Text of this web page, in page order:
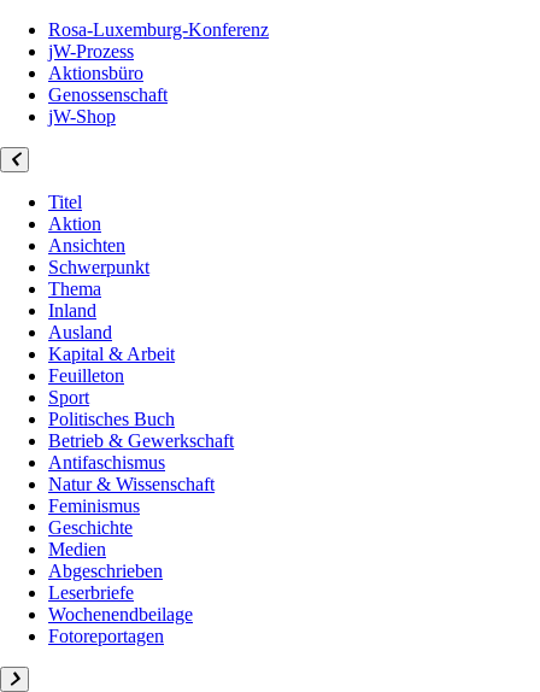
Rosa-Luxemburg-Konferenz
jW-Prozess
Aktionsbüro
Genossenschaft
jW-Shop
Titel
Aktion
Ansichten
Schwerpunkt
Thema
Inland
Ausland
Kapital & Arbeit
Feuilleton
Sport
Politisches Buch
Betrieb & Gewerkschaft
Antifaschismus
Natur & Wissenschaft
Feminismus
Geschichte
Medien
Abgeschrieben
Leserbriefe
Wochenendbeilage
Fotoreportagen